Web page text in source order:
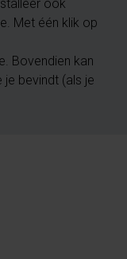
ook
Met één klik op
Bovendien kan
bevindt (als je